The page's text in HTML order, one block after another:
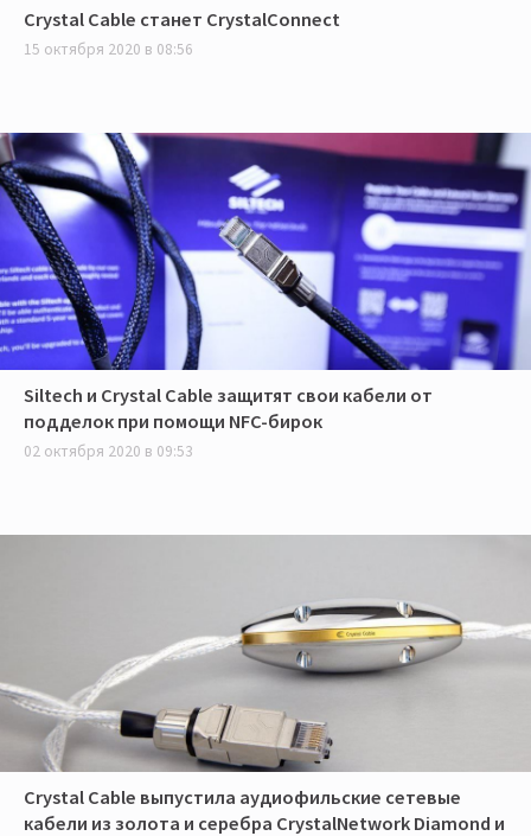
Crystal Cable станет CrystalConnect
15 октября 2020 в 08:56
Siltech и Crystal Cable защитят свои кабели от
подделок при помощи NFC-бирок
02 октября 2020 в 09:53
Crystal Cable выпустила аудиофильские сетевые
кабели из золота и серебра CrystalNetwork Diamond и